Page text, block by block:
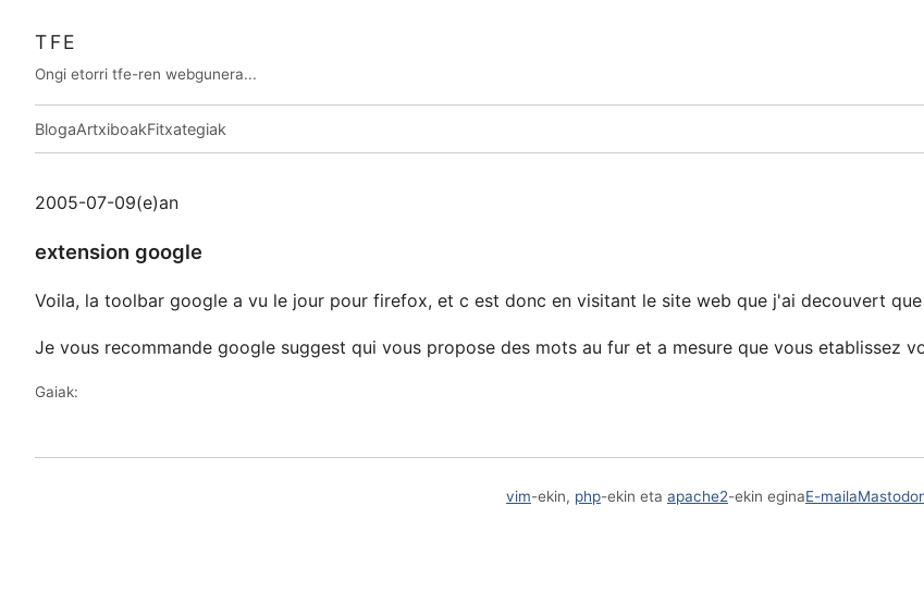
TFE
Ongi etorri tfe-ren webgunera...
BlogaArtxiboakFitxategiak
2005-07-09(e)an
extension google
Voila, la toolbar google a vu le jour pour firefox, et c est donc en visitant le site web que j'ai decouvert
Je vous recommande google suggest qui vous propose des mots au fur et a mesure que vous etablissez
Gaiak:
vim-ekin, php-ekin eta apache2-ekin eginaE-maila